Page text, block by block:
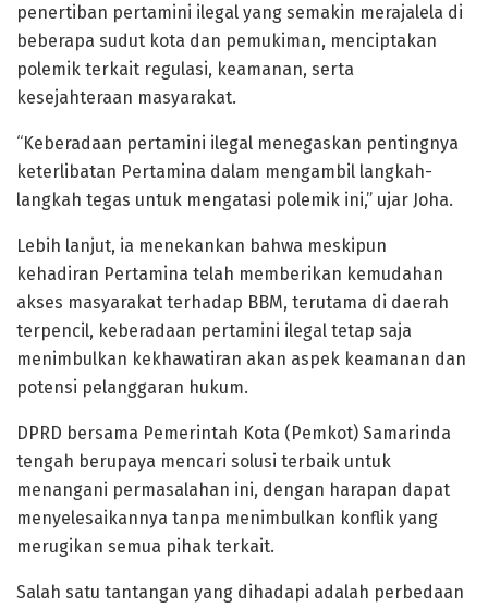
penertiban pertamini ilegal yang semakin merajalela di
beberapa sudut kota dan pemukiman, menciptakan
polemik terkait regulasi, keamanan, serta
kesejahteraan masyarakat.
“Keberadaan pertamini ilegal menegaskan pentingnya
keterlibatan Pertamina dalam mengambil langkah-
langkah tegas untuk mengatasi polemik ini,” ujar Joha.
Lebih lanjut, ia menekankan bahwa meskipun
kehadiran Pertamina telah memberikan kemudahan
akses masyarakat terhadap BBM, terutama di daerah
terpencil, keberadaan pertamini ilegal tetap saja
menimbulkan kekhawatiran akan aspek keamanan dan
potensi pelanggaran hukum.
DPRD bersama Pemerintah Kota (Pemkot) Samarinda
tengah berupaya mencari solusi terbaik untuk
menangani permasalahan ini, dengan harapan dapat
menyelesaikannya tanpa menimbulkan konflik yang
merugikan semua pihak terkait.
Salah satu tantangan yang dihadapi adalah perbedaan